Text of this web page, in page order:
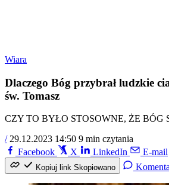
Wiara
Dlaczego Bóg przybrał ludzkie
św. Tomasz
CZY TO BYŁO STOSOWNE, ŻE BÓG
/ 29.12.2023 14:50 9 min czytania
Facebook
X LinkedIn E-mail
Kopiuj link Skopiowano